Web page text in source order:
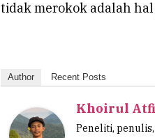
tidak merokok adalah
Author Recent Posts
Khoirul
Peneliti,